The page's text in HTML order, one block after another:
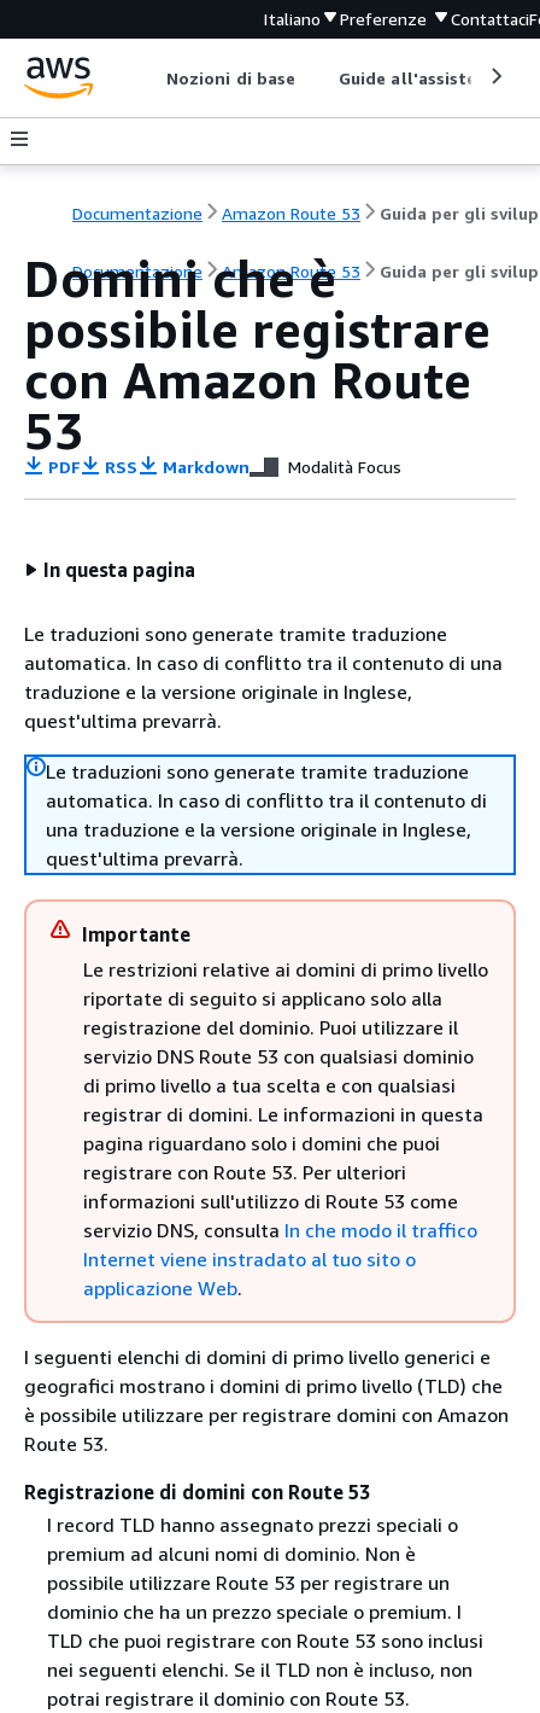
Italiano Preferenze Contattaci
Nozioni di base Guide all'assistenza
Documentazione Amazon Route 53
Documentazione Amazon Route 53 Guida per gli
Domini che è
possibile registrare
con Amazon Route
53
PDF RSS Markdown Modalità Focus
In questa pagina
Le traduzioni sono generate tramite traduzione
automatica. In caso di conflitto tra il contenuto di una
traduzione e la versione originale in Inglese,
quest'ultima prevarrà.
Le traduzioni sono generate tramite traduzione
automatica. In caso di conflitto tra il contenuto di
una traduzione e la versione originale in Inglese,
quest'ultima prevarrà.
Importante
Le restrizioni relative ai domini di primo livello
riportate di seguito si applicano solo alla
registrazione del dominio. Puoi utilizzare il
servizio DNS Route 53 con qualsiasi dominio
di primo livello a tua scelta e con qualsiasi
registrar di domini. Le informazioni in questa
pagina riguardano solo i domini che puoi
registrare con Route 53. Per ulteriori
informazioni sull'utilizzo di Route 53 come
servizio DNS, consulta In che modo il traffico
Internet viene instradato al tuo sito o
applicazione Web.
I seguenti elenchi di domini di primo livello generici e
geografici mostrano i domini di primo livello (TLD) che
è possibile utilizzare per registrare domini con Amazon
Route 53.
Registrazione di domini con Route 53
I record TLD hanno assegnato prezzi speciali o
premium ad alcuni nomi di dominio. Non è
possibile utilizzare Route 53 per registrare un
dominio che ha un prezzo speciale o premium. I
TLD che puoi registrare con Route 53 sono inclusi
nei seguenti elenchi. Se il TLD non è incluso, non
potrai registrare il dominio con Route 53.